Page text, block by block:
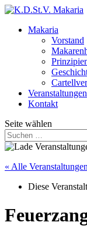
Makaria
Vorstand
Veranstaltungen
Kontakt
Seite wählen
« Alle Veranstaltungen
Diese